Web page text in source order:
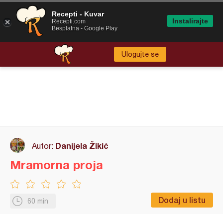
Ulogujte se
Autor: Danijela Žikić
60 min Dodaj u listu
Mramorna proja
Recepti - Kuvar
Recepti.com
Besplatna - Google Play
Instalirajte